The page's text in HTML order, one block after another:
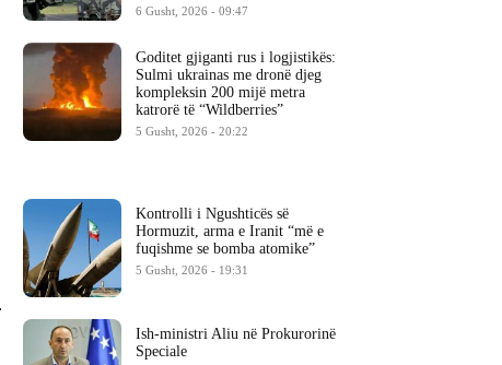
6 Gusht, 2026 - 09:47
Goditet gjiganti rus i logjistikës:
Sulmi ukrainas me dronë djeg
kompleksin 200 mijë metra
katrorë të “Wildberries”
5 Gusht, 2026 - 20:22
Kontrolli i Ngushticës së
Hormuzit, arma e Iranit “më e
fuqishme se bomba atomike”
5 Gusht, 2026 - 19:31
Ish-ministri ​Aliu në Prokurorinë
Speciale